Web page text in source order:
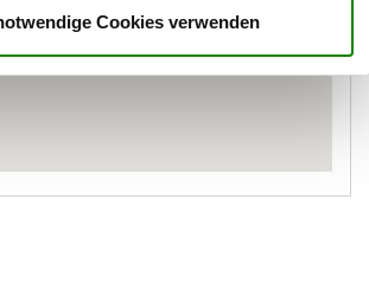
Cookies verwenden